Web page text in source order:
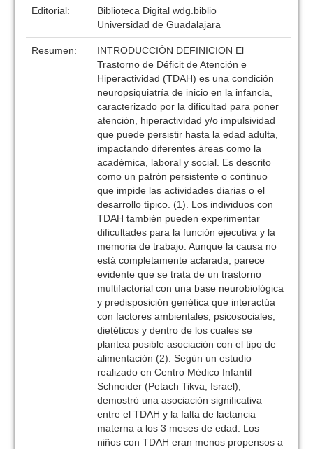
Editorial:
Biblioteca Digital wdg.biblio
Universidad de Guadalajara
Resumen:
INTRODUCCIÓN DEFINICION El
Trastorno de Déficit de Atención e
Hiperactividad (TDAH) es una condición
neuropsiquiatría de inicio en la infancia,
caracterizado por la dificultad para poner
atención, hiperactividad y/o impulsividad
que puede persistir hasta la edad adulta,
impactando diferentes áreas como la
académica, laboral y social. Es descrito
como un patrón persistente o continuo
que impide las actividades diarias o el
desarrollo típico. (1). Los individuos con
TDAH también pueden experimentar
dificultades para la función ejecutiva y la
memoria de trabajo. Aunque la causa no
está completamente aclarada, parece
evidente que se trata de un trastorno
multifactorial con una base neurobiológica
y predisposición genética que interactúa
con factores ambientales, psicosociales,
dietéticos y dentro de los cuales se
plantea posible asociación con el tipo de
alimentación (2). Según un estudio
realizado en Centro Médico Infantil
Schneider (Petach Tikva, Israel),
demostró una asociación significativa
entre el TDAH y la falta de lactancia
materna a los 3 meses de edad. Los
niños con TDAH eran menos propensos a